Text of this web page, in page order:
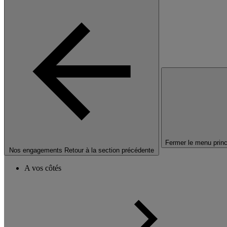
Nos engagements Retour à la section précédente
Fermer le menu
A vos côtés